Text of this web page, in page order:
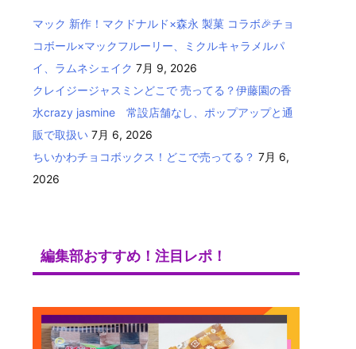
マック 新作！マクドナルド×森永 製菓 コラボ🎉チョ
コボール×マックフルーリー、ミクルキャラメルパ
イ、ラムネシェイク 7月 9, 2026
クレイジージャスミンどこで 売ってる？伊藤園の香
水crazy jasmine 常設店舗なし、ポップアップと通
販で取扱い 7月 6, 2026
ちいかわチョコボックス！どこで売ってる？ 7月 6,
2026
編集部おすすめ！注目レポ！